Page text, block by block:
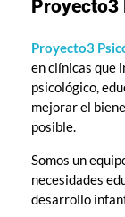
Proyecto3
en clínicas que
psicológico,
mejorar el
posible.
Somos un
necesidades
desarrollo